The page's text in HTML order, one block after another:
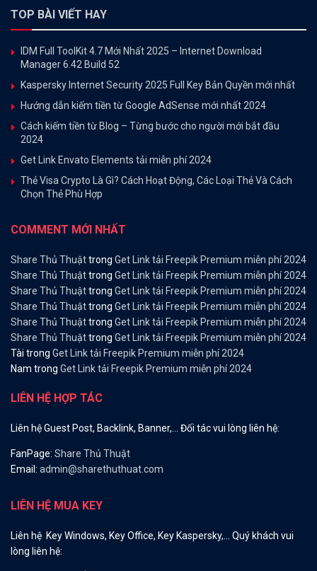
TOP BÀI VIẾT HAY
IDM Full ToolKit 4.7 Mới Nhất 2025 – Internet Download
Manager 6.42 Build 52
Kaspersky Internet Security 2025 Full Key Bản Quyền mới nhất
Hướng dẫn kiếm tiền từ Google AdSense mới nhất 2024
Cách kiếm tiền từ Blog – Từng bước cho người mới bắt đầu
2024
Get Link Envato Elements tải miễn phí 2024
Thẻ Visa Crypto Là Gì? Cách Hoạt Động, Các Loại Thẻ Và Cách
Chọn Thẻ Phù Hợp
COMMENT MỚI NHẤT
Share Thủ Thuậttrong Get Link tải Freepik Premium miễn phí 2024
Share Thủ Thuậttrong Get Link tải Freepik Premium miễn phí 2024
Share Thủ Thuậttrong Get Link tải Freepik Premium miễn phí 2024
Share Thủ Thuậttrong Get Link tải Freepik Premium miễn phí 2024
Share Thủ Thuậttrong Get Link tải Freepik Premium miễn phí 2024
Share Thủ Thuậttrong Get Link tải Freepik Premium miễn phí 2024
Tài trong Get Link tải Freepik Premium miễn phí 2024
Nam trong Get Link tải Freepik Premium miễn phí 2024
LIÊN HỆ HỢP TÁC
Liên hệ Guest Post, Backlink, Banner,… Đối tác vui lòng liên hệ:
FanPage: Share Thủ Thuật
Email: admin@sharethuthuat.com
LIÊN HỆ MUA KEY
Liên hệ Key Windows, Key Office, Key Kaspersky,… Quý khách vui
lòng liên hệ: